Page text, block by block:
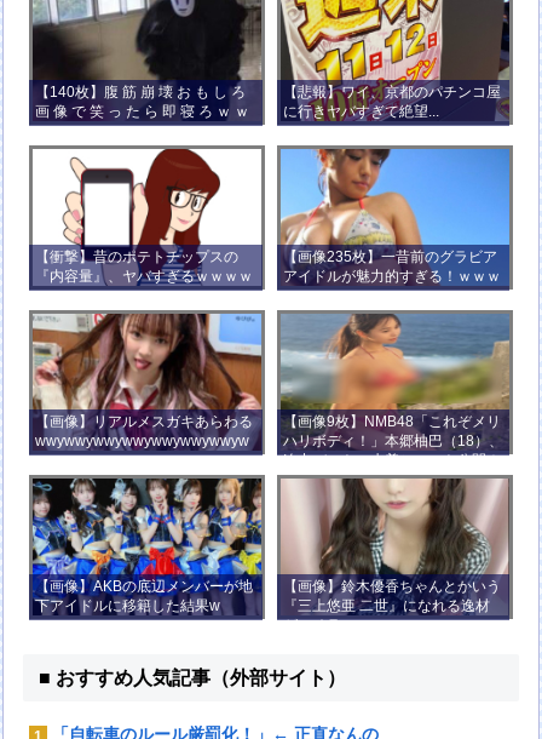
【140枚】腹 筋 崩 壊 お も し ろ
画 像 で 笑 っ た ら 即 寝 ろ ｗ ｗ
ｗ ｗ ｗ ｗ ｗ ｗ ｗ ｗ ｗ ｗ
【悲報】ワイ、京都のパチンコ屋
に行きヤバすぎて絶望...
【衝撃】昔のポテトチップスの
『内容量』、ヤバすぎるｗｗｗｗ
ｗｗｗｗ
【画像235枚】一昔前のグラビア
アイドルが魅力的すぎる！ｗｗｗ
【画像】リアルメスガキあらわる
wwywwywwywwywwywwywwyw
wywwy
【画像9枚】NMB48「これぞメリ
ハリボディ！」本郷柚巴（18）、
迫力バストの水着ショット公開！
【画像】AKBの底辺メンバーが地
下アイドルに移籍した結果w
【画像】鈴木優香ちゃんとかいう
『三上悠亜 二世』になれる逸材
がコチラ
■ おすすめ人気記事（外部サイト）